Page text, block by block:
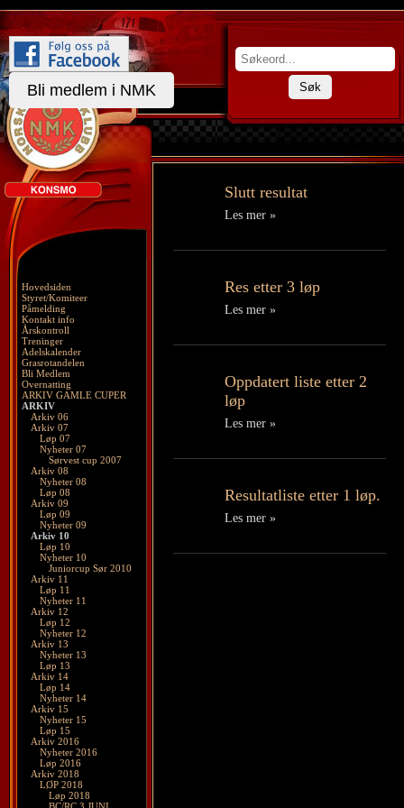
Bli medlem i NMK Søk
Hovedsiden
Styret/Komiteer
Påmelding
Kontakt info
Årskontroll
Treninger
Adelskalender
Grasrotandelen
Bli Medlem
Overnatting
ARKIV GAMLE CUPER
ARKIV
Arkiv 06
Arkiv 07
Løp 07
Nyheter 07
Sørvest cup 2007
Arkiv 08
Nyheter 08
Løp 08
Arkiv 09
Løp 09
Nyheter 09
Arkiv 10
Løp 10
Nyheter 10
Juniorcup Sør 2010
Arkiv 11
Løp 11
Nyheter 11
Arkiv 12
Løp 12
Nyheter 12
Arkiv 13
Nyheter 13
Løp 13
Arkiv 14
Løp 14
Nyheter 14
Arkiv 15
Nyheter 15
Løp 15
Arkiv 2016
Nyheter 2016
Løp 2016
Arkiv 2018
LØP 2018
Løp 2018
Slutt resultat
Les mer »
Res etter 3 løp
Les mer »
Oppdatert liste etter 2
løp
Les mer »
Resultatliste etter 1 løp.
Les mer »